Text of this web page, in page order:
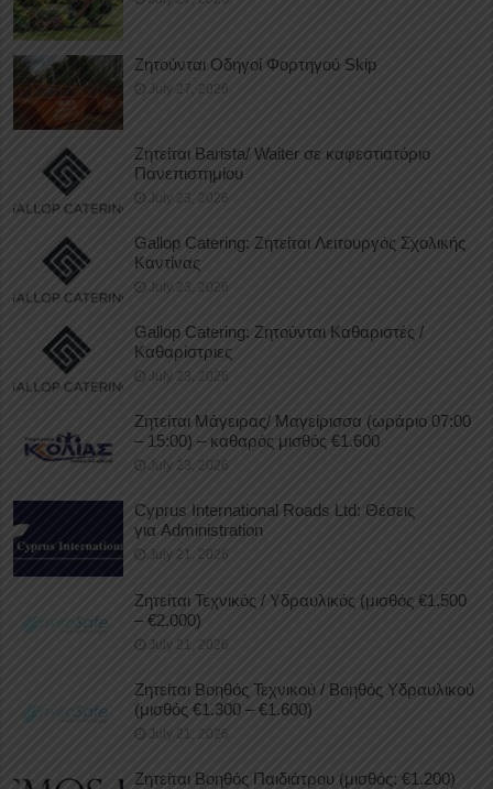
Ζητούνται Οδηγοί Φορτηγού Skip
July 27, 2026
Ζητείται Barista/ Waiter σε καφεστιατόριο
Πανεπιστημίου
July 23, 2026
Gallop Catering: Ζητείται Λειτουργός Σχολικής
Καντίνας
July 23, 2026
Gallop Catering: Ζητούνται Καθαριστές /
Καθαρίστριες
July 23, 2026
Ζητείται Μάγειρας/ Μαγείρισσα (ωράριο 07:00
– 15:00) – καθαρός μισθός €1.600
July 23, 2026
Cyprus International Roads Ltd: Θέσεις
για Administration
July 21, 2026
Ζητείται Τεχνικός / Υδραυλικός (μισθός €1.500
– €2.000)
July 21, 2026
Ζητείται Βοηθός Τεχνικού / Βοηθός Υδραυλικού
(μισθός €1.300 – €1.600)
July 21, 2026
Ζητείται Βοηθός Παιδιάτρου (μισθός: €1.200)